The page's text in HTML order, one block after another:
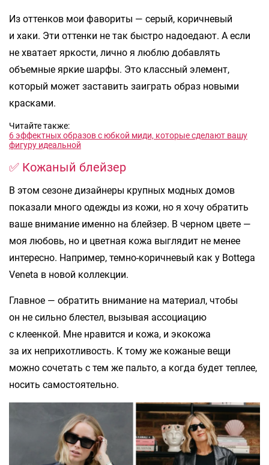
Из оттенков мои фавориты — серый, коричневый
и хаки. Эти оттенки не так быстро надоедают. А если
не хватает яркости, лично я люблю добавлять
объемные яркие шарфы. Это классный элемент,
который может заставить заиграть образ новыми
красками.
Читайте также:
6 эффектных образов с юбкой миди, которые сделают вашу
фигуру идеальной
✅ Кожаный блейзер
В этом сезоне дизайнеры крупных модных домов
показали много одежды из кожи, но я хочу обратить
ваше внимание именно на блейзер. В черном цвете —
моя любовь, но и цветная кожа выглядит не менее
интересно. Например, темно-коричневый как у Bottega
Veneta в новой коллекции.
Главное — обратить внимание на материал, чтобы
он не сильно блестел, вызывая ассоциацию
с клеенкой. Мне нравится и кожа, и экокожа
за их неприхотливость. К тому же кожаные вещи
можно сочетать с тем же пальто, а когда будет теплее,
носить самостоятельно.